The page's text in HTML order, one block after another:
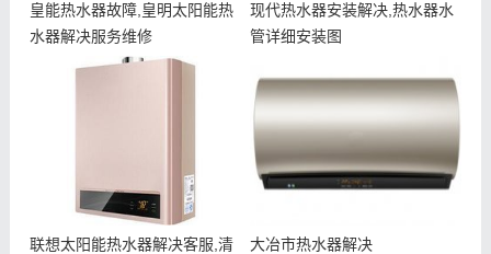
皇能热水器故障,皇明太阳能热
水器解决服务维修
现代热水器安装解决,热水器水
管详细安装图
联想太阳能热水器解决客服,清
大冶市热水器解决